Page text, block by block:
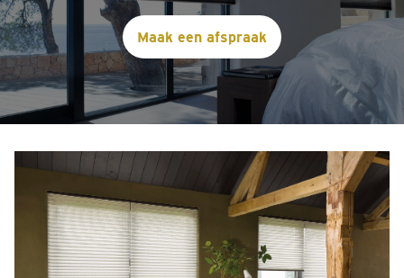
Maak een afspraak